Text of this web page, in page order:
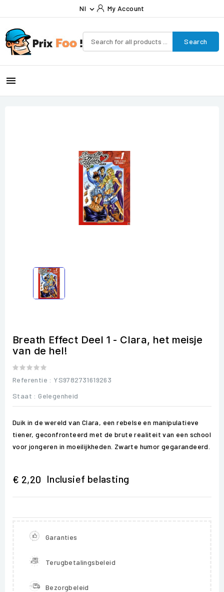
Nl  My Account
Search

Breath Effect Deel 1 - Clara, het meisje
van de hel!
Referentie : YS9782731619263
Staat : Gelegenheid
Duik in de wereld van Clara, een rebelse en manipulatieve
tiener, geconfronteerd met de brute realiteit van een school
voor jongeren in moeilijkheden. Zwarte humor gegarandeerd.
€ 2,20 Inclusief belasting
Garanties
Terugbetalingsbeleid
Bezorgbeleid